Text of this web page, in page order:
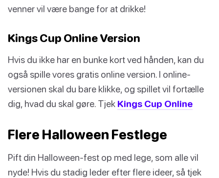
venner vil være bange for at drikke!
Kings Cup Online Version
Hvis du ikke har en bunke kort ved hånden, kan du
også spille vores gratis online version. I online-
versionen skal du bare klikke, og spillet vil fortælle
dig, hvad du skal gøre. Tjek Kings Cup Online
Flere Halloween Festlege
Pift din Halloween-fest op med lege, som alle vil
nyde! Hvis du stadig leder efter flere ideer, så tjek